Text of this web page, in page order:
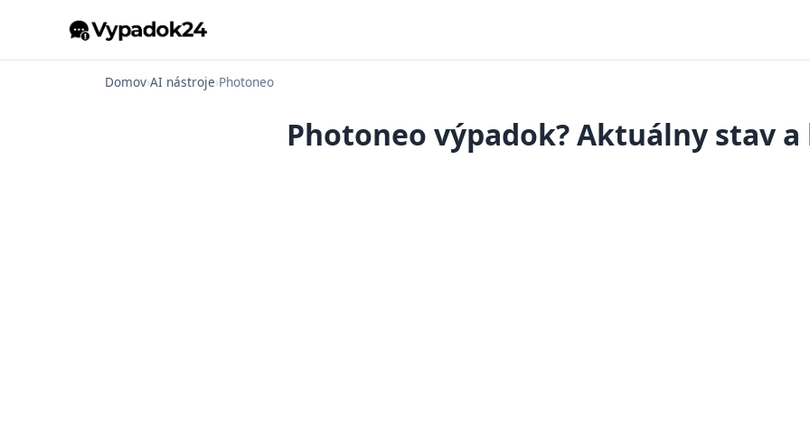
Domov›AI nástroje›Photoneo
Photoneo výpadok? Aktuálny stav a